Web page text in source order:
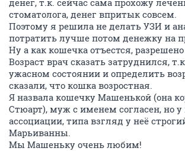
денег, т.к. сейчас сама прохожу
стоматолога, денег впритык совсем.
Поэтому я решила не делать УЗИ и
потратить лучше потом денежку на
Ну а как кошечка отъестся,
Возраст врач сказать затруднился,
ужасном состоянии и определить
сказали, что кошка возростная.
Я назвала кошечку Машенькой (она
Стюарт), муж с именем согласен, но у
ассоциации, типа взгляд у неё
Марьиванны.
Мы Машеньку очень любим!